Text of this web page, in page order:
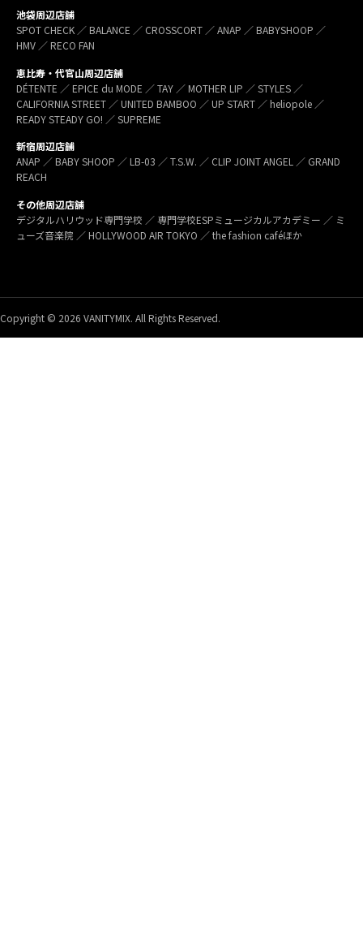
池袋周辺店舗
SPOT CHECK ／ BALANCE ／ CROSSCORT ／ ANAP ／ BABYSHOOP ／
HMV ／ RECO FAN
恵比寿・代官山周辺店舗
DÉTENTE ／ EPICE du MODE ／ TAY ／ MOTHER LIP ／ STYLES ／
CALIFORNIA STREET ／ UNITED BAMBOO ／ UP START ／ heliopole ／
READY STEADY GO! ／ SUPREME
新宿周辺店舗
ANAP ／ BABY SHOOP ／ LB-03 ／ T.S.W. ／ CLIP JOINT ANGEL ／ GRAND
REACH
その他周辺店舗
デジタルハリウッド専門学校 ／ 専門学校ESPミュージカルアカデミー ／ ミ
ューズ音楽院 ／ HOLLYWOOD AIR TOKYO ／ the fashion caféほか
Copyright © 2026 VANITYMIX. All Rights Reserved.